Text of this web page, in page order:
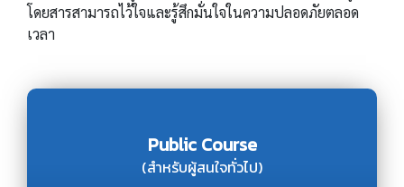
โดยสารสามารถไว้ใจและรู้สึกมั่นใจในความปลอดภัยตลอด
เวลา
Public Course
(สำหรับผู้สนใจทั่วไป)